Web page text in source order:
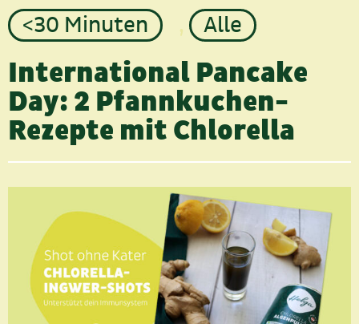
<30 Minuten , Alle
International Pancake
Day: 2 Pfannkuchen-
Rezepte mit Chlorella